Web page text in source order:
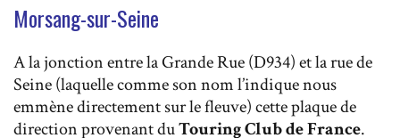
Morsang-sur-Seine
A la jonction entre la Grande Rue (D934) et la rue de
Seine (laquelle comme son nom l’indique nous
emmène directement sur le fleuve) cette plaque de
direction provenant duTouring Club de France.